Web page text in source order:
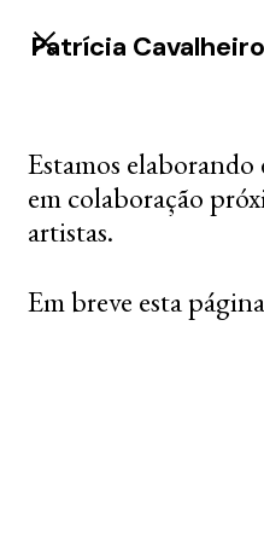
Patrícia Cavalheiro
Estamos elaborando
em colaboração
artistas.
Em breve esta